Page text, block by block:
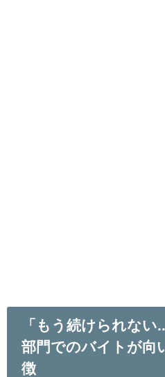
「もう続けられな
部門でのバイトが向
徴